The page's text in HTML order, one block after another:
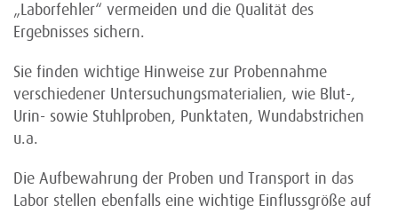
„Laborfehler“ vermeiden und die Qualität des
Ergebnisses sichern.
Sie finden wichtige Hinweise zur Probennahme
verschiedener Untersuchungsmaterialien, wie Blut-,
Urin- sowie Stuhlproben, Punktaten, Wundabstrichen
u.a.
Die Aufbewahrung der Proben und Transport in das
Labor stellen ebenfalls eine wichtige Einflussgröße auf